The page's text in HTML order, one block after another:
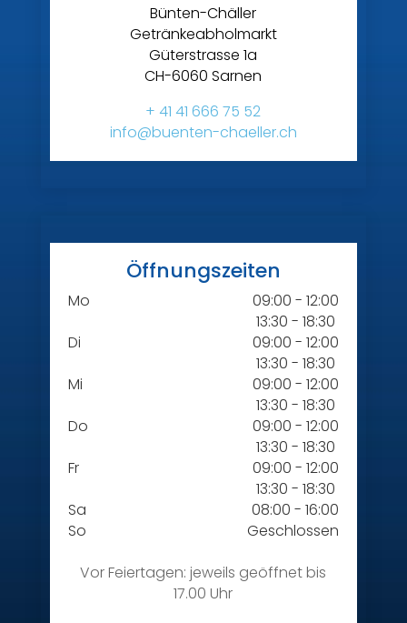
Bünten-Chäller
Getränkeabholmarkt
Güterstrasse 1a
CH-6060 Sarnen
+ 41 41 666 75 52
info@buenten-chaeller.ch
Öffnungszeiten
Mo
09:00 - 12:00
13:30 - 18:30
Di
09:00 - 12:00
13:30 - 18:30
Mi
09:00 - 12:00
13:30 - 18:30
Do
09:00 - 12:00
13:30 - 18:30
Fr
09:00 - 12:00
13:30 - 18:30
Sa
08:00 - 16:00
So
Geschlossen
Vor Feiertagen: jeweils geöffnet bis
17.00 Uhr